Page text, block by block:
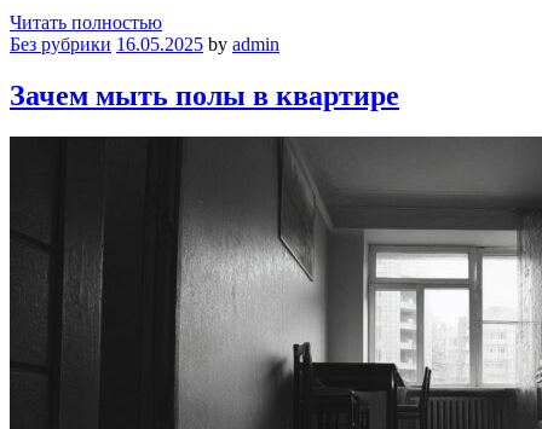
Читать полностью
Без рубрики 16.05.2025 by admin
Зачем мыть полы в квартире